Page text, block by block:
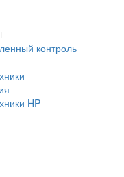
контроль
HP